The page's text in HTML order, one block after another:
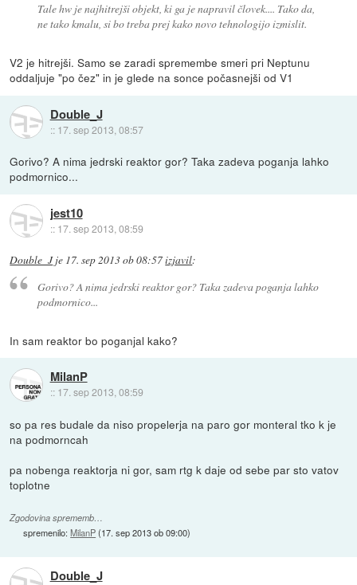
Tale hw je najhitrejši objekt, ki ga je napravil človek.... Tako da,
ne tako kmalu, si bo treba prej kako novo tehnologijo izmislit.
V2 je hitrejši. Samo se zaradi spremembe smeri pri Neptunu
oddaljuje "po čez" in je glede na sonce počasnejši od V1
Double_J
:: 17. sep 2013, 08:57
Gorivo? A nima jedrski reaktor gor? Taka zadeva poganja lahko
podmornico...
jest10
:: 17. sep 2013, 08:59
Double_Jje 17. sep 2013 ob 08:57izjavil:
Gorivo? A nima jedrski reaktor gor? Taka zadeva poganja lahko
podmornico...
In sam reaktor bo poganjal kako?
MilanP
:: 17. sep 2013, 08:59
so pa res budale da niso propelerja na paro gor monteral tko k je
na podmorncah
pa nobenga reaktorja ni gor, sam rtg k daje od sebe par sto vatov
toplotne
Zgodovina sprememb…
spremenilo:MilanP(17. sep 2013 ob 09:00)
Double_J